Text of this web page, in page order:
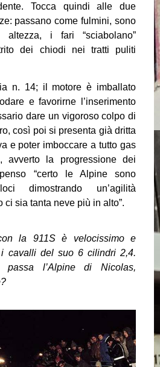
Tocca quindi alle due
passano come fulmini, sono
i fari “sciabolano”
dei chiodi nei tratti puliti
n. 14; il motore è imballato
e favorirne l’inserimento
dare un vigoroso colpo di
così poi si presenta già dritta
e poter imboccare a tutto gas
avverto la progressione dei
“certo le Alpine sono
dimostrando un’agilità
ci sia tanta neve più in alto”.
la 911S è velocissimo e
cavalli del suo 6 cilindri 2,4.
passa l’Alpine di Nicolas,